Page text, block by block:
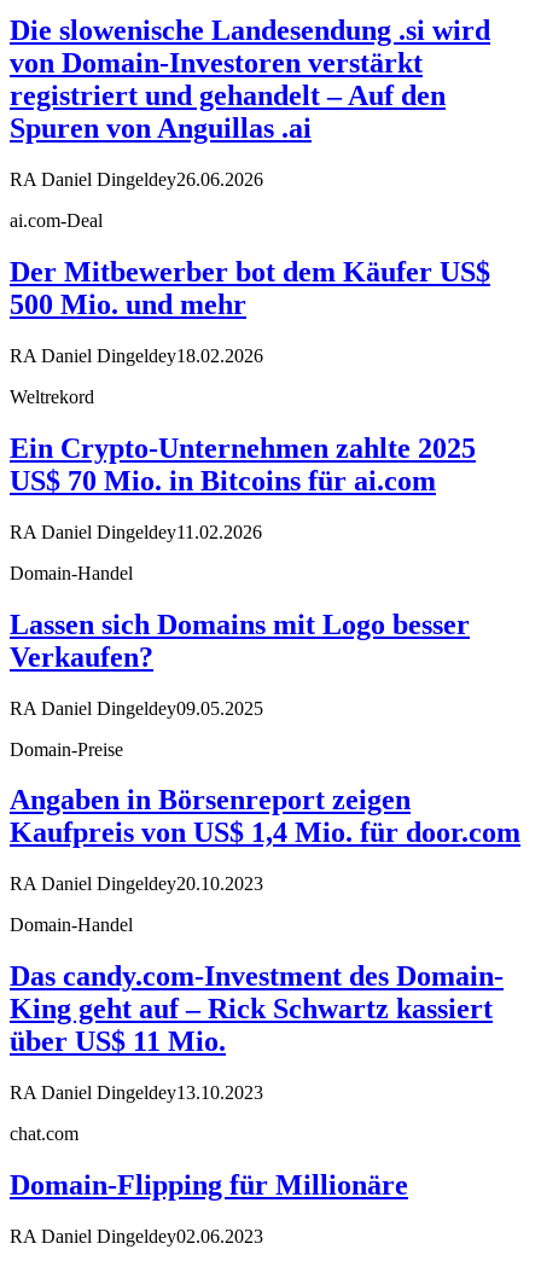
Die slowenische Landesendung .si wird
von Domain-Investoren verstärkt
registriert und gehandelt – Auf den
Spuren von Anguillas .ai
RA Daniel Dingeldey26.06.2026
ai.com-Deal
Der Mitbewerber bot dem Käufer US$
500 Mio. und mehr
RA Daniel Dingeldey18.02.2026
Weltrekord
Ein Crypto-Unternehmen zahlte 2025
US$ 70 Mio. in Bitcoins für ai.com
RA Daniel Dingeldey11.02.2026
Domain-Handel
Lassen sich Domains mit Logo besser
Verkaufen?
RA Daniel Dingeldey09.05.2025
Domain-Preise
Angaben in Börsenreport zeigen
Kaufpreis von US$ 1,4 Mio. für door.com
RA Daniel Dingeldey20.10.2023
Domain-Handel
Das candy.com-Investment des Domain-
King geht auf – Rick Schwartz kassiert
über US$ 11 Mio.
RA Daniel Dingeldey13.10.2023
chat.com
Domain-Flipping für Millionäre
RA Daniel Dingeldey02.06.2023